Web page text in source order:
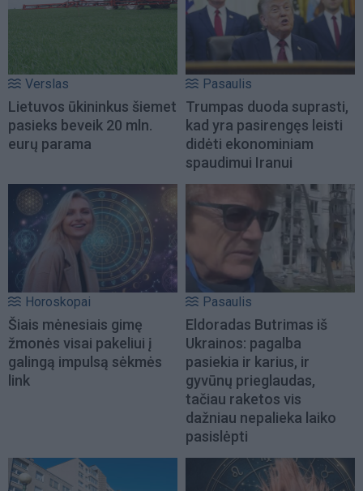
Verslas
Lietuvos ūkininkus šiemet
pasieks beveik 20 mln.
eurų parama
Pasaulis
Trumpas duoda suprasti,
kad yra pasirengęs leisti
didėti ekonominiam
spaudimui Iranui
Horoskopai
Šiais mėnesiais gimę
žmonės visai pakeliui į
galingą impulsą sėkmės
link
Pasaulis
Eldoradas Butrimas iš
Ukrainos: pagalba
pasiekia ir karius, ir
gyvūnų prieglaudas,
tačiau raketos vis
dažniau nepalieka laiko
pasislėpti